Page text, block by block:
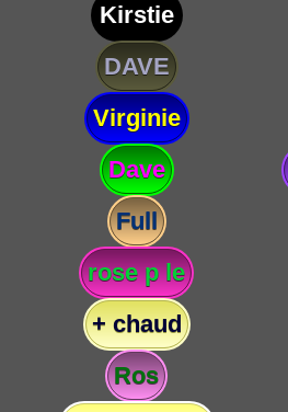
Kirstie
DAVE
Virginie
Dave
Full
rose p le
+ chaud
Ros